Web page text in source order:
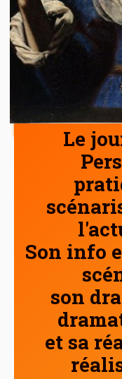
Le
Son info
son
et sa